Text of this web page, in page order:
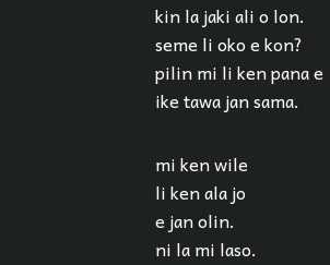
kin la jaki ali o lon.
seme li oko e kon?
pilin mi li ken pana e
ike tawa jan sama.
mi ken wile
li ken ala jo
e jan olin.
ni la mi laso.